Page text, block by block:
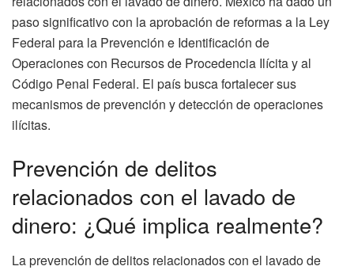
paso significativo con la aprobación de reformas a la Ley
Federal para la Prevención e Identificación de
Operaciones con Recursos de Procedencia Ilícita y al
Código Penal Federal. El país busca fortalecer sus
mecanismos de prevención y detección de operaciones
ilícitas.
Prevención de delitos
relacionados con el lavado de
dinero: ¿Qué implica realmente?
La prevención de delitos relacionados con el lavado de